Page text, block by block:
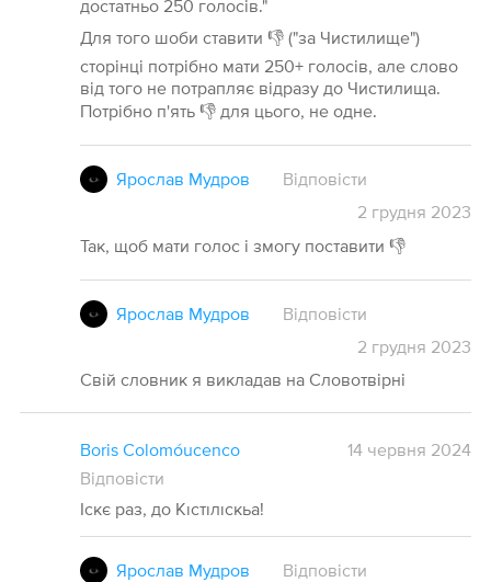
достатньо 250 голосів."
Для того шоби ставити 👎 ("за Чистилище")
сторінці потрібно мати 250+ голосів, але слово
від того не потрапляє відразу до Чистилища.
Потрібно п'ять 👎 для цього, не одне.
Ярослав Мудров
Відповісти
2 грудня 2023
Так, щоб мати голос і змогу поставити 👎
Ярослав Мудров
Відповісти
2 грудня 2023
Свій словник я викладав на Словотвірні
Boris Colomóucenco
14 червня 2024
Відповісти
Іскє раз, до Кıстıлıскьа!
Ярослав Мудров
Відповісти